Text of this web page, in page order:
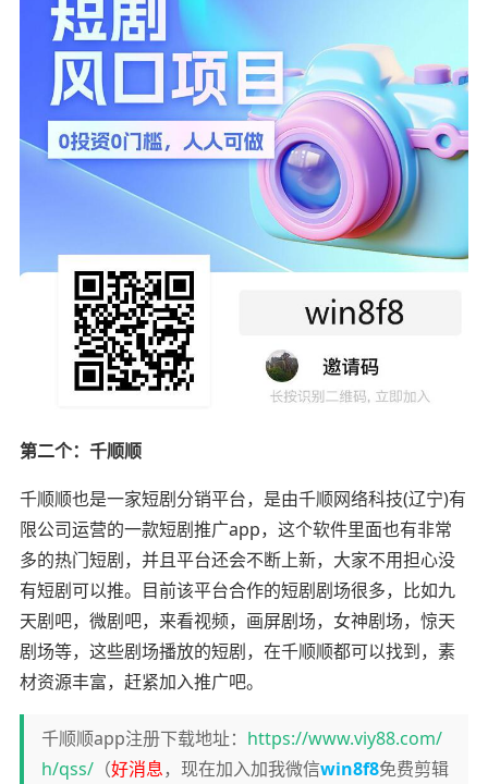
第二个：千顺顺
千顺顺也是一家短剧分销平台，是由千顺网络科技(辽宁)有
限公司运营的一款短剧推广app，这个软件里面也有非常
多的热门短剧，并且平台还会不断上新，大家不用担心没
有短剧可以推。目前该平台合作的短剧剧场很多，比如九
天剧吧，微剧吧，来看视频，画屏剧场，女神剧场，惊天
剧场等，这些剧场播放的短剧，在千顺顺都可以找到，素
材资源丰富，赶紧加入推广吧。
千顺顺app注册下载地址： https://www.viy88.com/
h/qss/（好消息，现在加入加我微信win8f8免费剪辑